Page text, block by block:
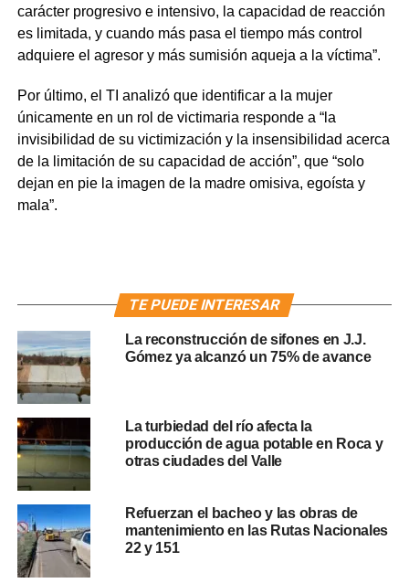
carácter progresivo e intensivo, la capacidad de reacción
es limitada, y cuando más pasa el tiempo más control
adquiere el agresor y más sumisión aqueja a la víctima”.
Por último, el TI analizó que identificar a la mujer
únicamente en un rol de victimaria responde a “la
invisibilidad de su victimización y la insensibilidad acerca
de la limitación de su capacidad de acción”, que “solo
dejan en pie la imagen de la madre omisiva, egoísta y
mala”.
TE PUEDE INTERESAR
La reconstrucción de sifones en J.J.
Gómez ya alcanzó un 75% de avance
La turbiedad del río afecta la
producción de agua potable en Roca y
otras ciudades del Valle
Refuerzan el bacheo y las obras de
mantenimiento en las Rutas Nacionales
22 y 151